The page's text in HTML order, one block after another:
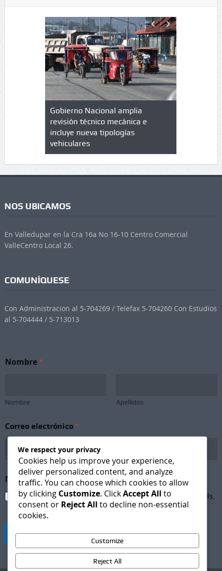
Gobierno Nacional amplia
revisión técnico mecánica e
incluye nueva tipologías
vehiculares
cuáles
NOS UBICAMOS
En Valledupar en la Cra 16a No 16-10 Centro Comercial
ValleCentro Local 26.
COMUNÍQUESE
Con Administracion al 5-704269 / Telefax 5-704260 Con Estudios
al 5-704444 / 5-713013
Nombre*
Nombre Apellidos
o
m
N
e
w
s
e
t
Correo electrónico *
Newsletter Subscription*
I agree to receive newsletters and promotional emails.
Suscribirse
We respect your privacy
Cookies help us improve your experience,
deliver personalized content, and analyze
traffic. You can choose which cookies to allow
by clicking Customize. ClickAccept All to
consent or Reject All to decline non-essential
cookies.
Customize
Reject All